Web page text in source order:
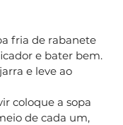
fria de rabanete
e bater bem.
e leve ao
coloque a sopa
de cada um,